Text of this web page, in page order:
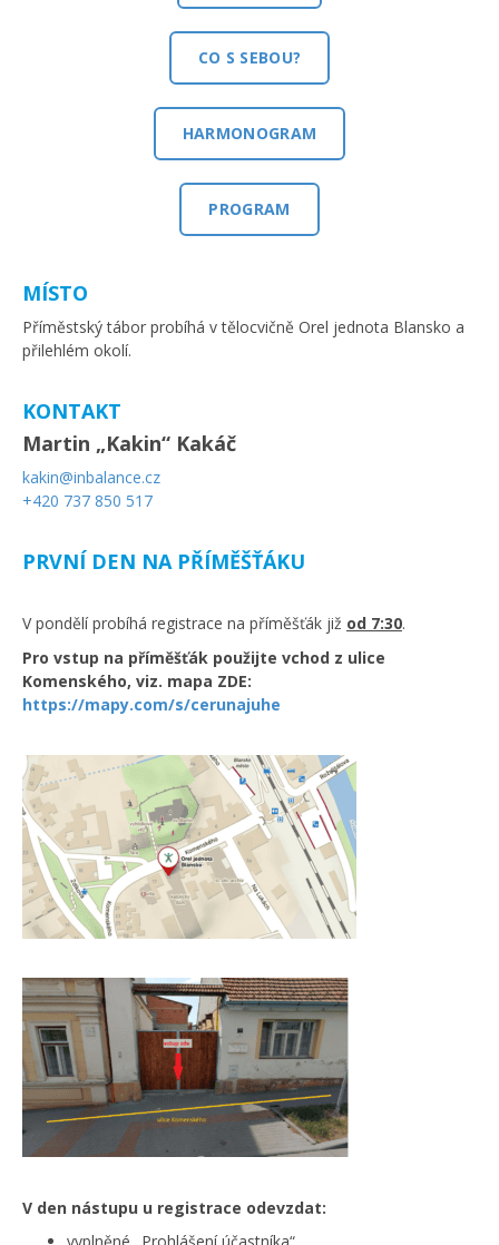
CO S SEBOU?
HARMONOGRAM
PROGRAM
MÍSTO
Příměstský tábor probíhá v tělocvičně Orel jednota Blansko a
přilehlém okolí.
KONTAKT
Martin „Kakin“ Kakáč
kakin@inbalance.cz
+420 737 850 517
PRVNÍ DEN NA PŘÍMĚŠŤÁKU
V pondělí probíhá registrace na příměšťák již od 7:30.
Pro vstup na příměšťák použijte vchod z ulice
Komenského, viz. mapa ZDE:
https://mapy.com/s/cerunajuhe
V den nástupu u registrace odevzdat: